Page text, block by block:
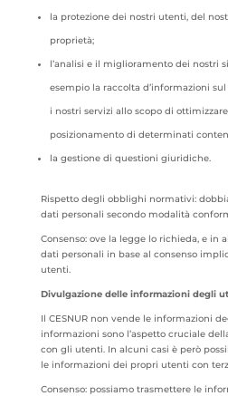
la protezione dei nostri utenti, del
proprietà;
l’analisi e il miglioramento dei nostri
esempio la raccolta d’informazioni
i nostri servizi allo scopo di
posizionamento di determinati
la gestione di questioni giuridiche.
Rispetto degli obblighi normativi:
dati personali secondo modalità
Consenso: ove la legge lo richieda, e in
dati personali in base al consenso
utenti.
Divulgazione delle informazioni degli
Il CESNUR non vende le informazioni
informazioni sono l’aspetto cruciale
con gli utenti. In alcuni casi è però
le informazioni dei propri utenti con
Consenso: possiamo trasmettere le